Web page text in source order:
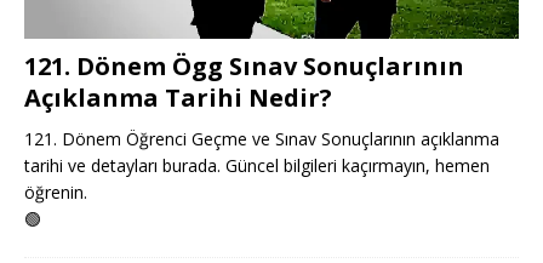
121. Dönem Ögg Sınav Sonuçlarının
Açıklanma Tarihi Nedir?
121. Dönem Öğrenci Geçme ve Sınav Sonuçlarının açıklanma
tarihi ve detayları burada. Güncel bilgileri kaçırmayın, hemen
öğrenin.
🟢